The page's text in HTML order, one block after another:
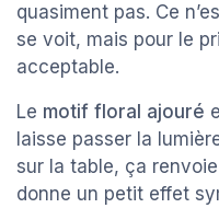
quasiment pas. Ce
se voit, mais pour le
acceptable.
Le motif floral ajouré
laisse passer la
sur la table, ça
donne un petit effet